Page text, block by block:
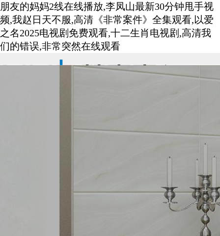
朋友的妈妈2线在线播放,李凤山最新30分钟甩手视
频,我赵日天不服,高清《非常案件》全集观看,以爱
之名2025电视剧免费观看,十二生肖电视剧,高清我
们的错误,非常突然在线观看